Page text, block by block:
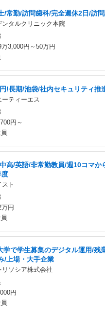
/常勤/訪問歯科/完全週休2日/訪
ンタルクリニック本院
万3,000円～50万円
!長期/池袋/社内セキュリティ推
ティーエス
円～
高/英語/非常勤教員/週10コマか
度
ト
万円
学で学生募集のデジタル運用/残
/上場・大手企業
リソシア株式会社
円